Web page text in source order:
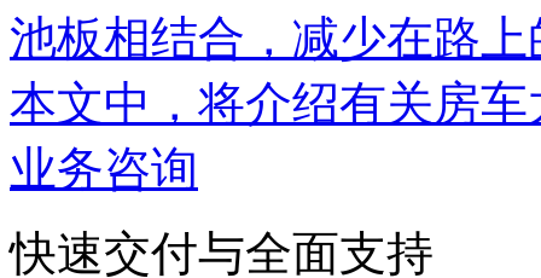
池板相结合，减少在路
本文中，将介绍有关房
业务咨询
快速交付与全面支持